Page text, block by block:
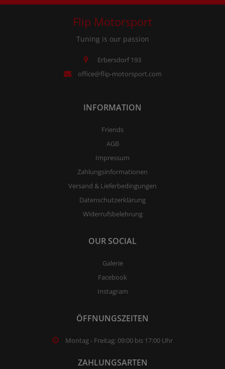
Flip Motorsport
Tuning is our passion
Erbersdorf 193
office@flip-motorsport.com
INFORMATION
Friends
AGB
Impressum
Zahlungsinformationen
Versand & Lieferbedingungen
Datenschutzerklärung
Widerrufsbelehrung
OUR SOCIAL
Galerie
Facebook
Instagram
ÖFFNUNGSZEITEN
Montag - Freitag: 09:00 bis 17:00 Uhr
ZAHLUNGSARTEN